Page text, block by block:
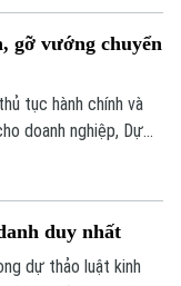
gỡ vướng chuyển
tục hành chính và
doanh nghiệp, Dự
duy nhất
dự thảo luật kinh